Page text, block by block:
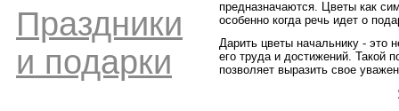
Праздники
и подарки
предназначаются. Цветы как
особенно когда речь идет о
Дарить цветы начальнику - это
его труда и достижений. Такой
позволяет выразить свое